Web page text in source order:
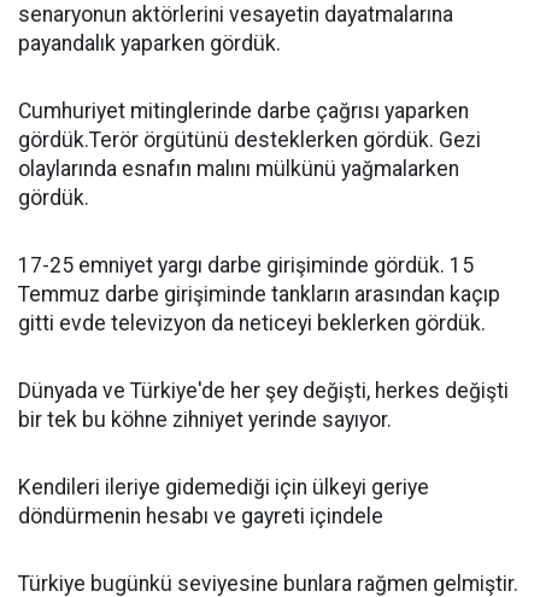
senaryonun aktörlerini vesayetin dayatmalarına
payandalık yaparken gördük.
Cumhuriyet mitinglerinde darbe çağrısı yaparken
gördük.Terör örgütünü desteklerken gördük. Gezi
olaylarında esnafın malını mülkünü yağmalarken
gördük.
17-25 emniyet yargı darbe girişiminde gördük. 15
Temmuz darbe girişiminde tankların arasından kaçıp
gitti evde televizyon da neticeyi beklerken gördük.
Dünyada ve Türkiye'de her şey değişti, herkes değişti
bir tek bu köhne zihniyet yerinde sayıyor.
Kendileri ileriye gidemediği için ülkeyi geriye
döndürmenin hesabı ve gayreti içindele
Türkiye bugünkü seviyesine bunlara rağmen gelmiştir.